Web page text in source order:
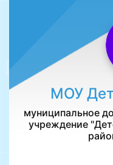
МОУ
муниципальное
учреждение